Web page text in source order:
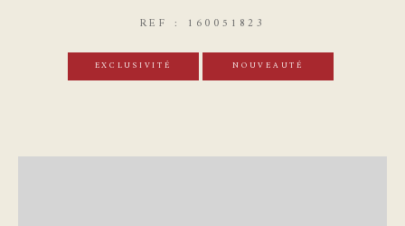
REF : 160051823
EXCLUSIVITÉ NOUVEAUTÉ